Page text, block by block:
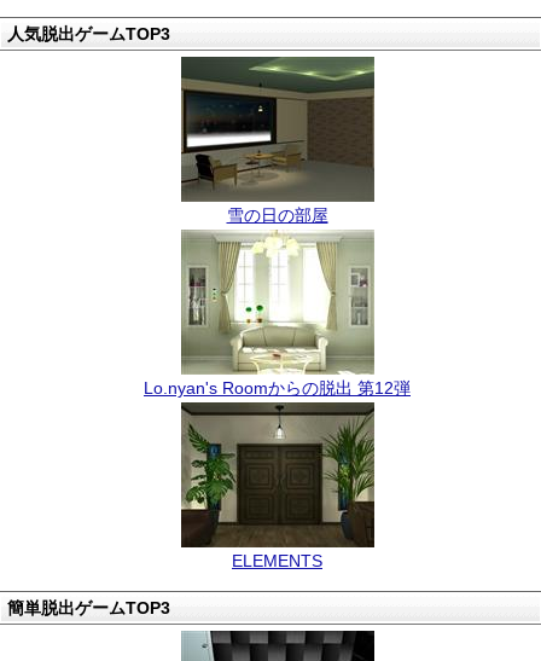
人気脱出ゲームTOP3
雪の日の部屋
Lo.nyan's Roomからの脱出 第12弾
ELEMENTS
簡単脱出ゲームTOP3